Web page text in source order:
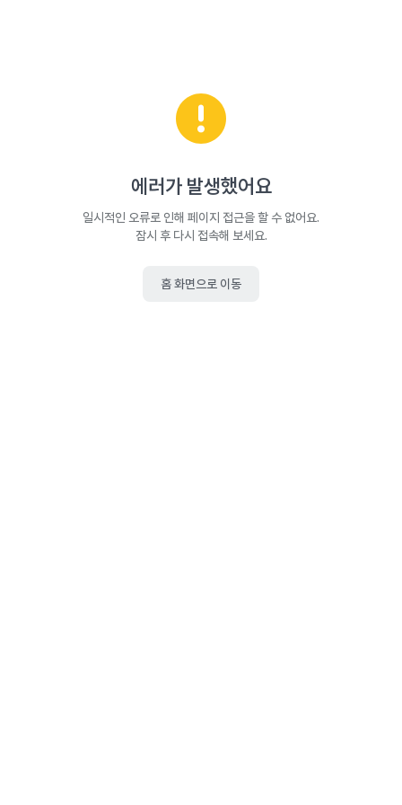
에러가 발생했어요
일시적인 오류로 인해 페이지 접근을 할 수 없어요.
잠시 후 다시 접속해 보세요.
홈 화면으로 이동